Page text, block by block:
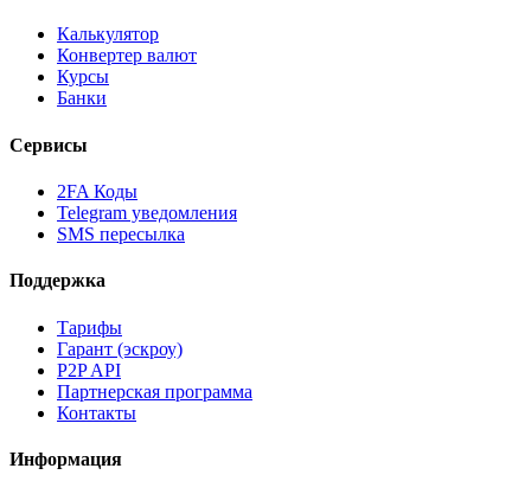
Калькулятор
Конвертер валют
Курсы
Банки
Сервисы
2FA Коды
Telegram уведомления
SMS пересылка
Поддержка
Тарифы
Гарант (эскроу)
P2P API
Партнерская программа
Контакты
Информация